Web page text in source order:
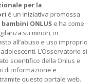
per la
è un iniziativa promossa
ONLUS e ha come
su minori, in
all’abuso e uso improprio
L’Osservatorio si
scientifico della Onlus e
di informazione e
questo portale web.